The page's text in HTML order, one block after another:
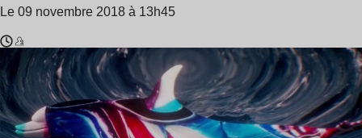
Le 09 novembre 2018 à 13h45
Temps
de
lecture
:
0
Panda
Bear